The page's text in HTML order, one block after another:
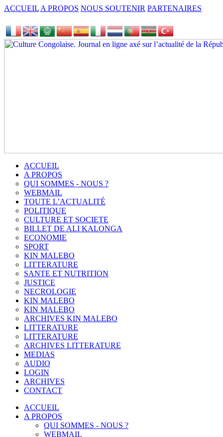
ACCUEIL A PROPOS NOUS SOUTENIR PARTENAIRES
ACCUEIL
A PROPOS
QUI SOMMES - NOUS ?
WEBMAIL
TOUTE L’ACTUALITÉ
POLITIQUE
CULTURE ET SOCIETE
BILLET DE ALI KALONGA
ECONOMIE
SPORT
KIN MALEBO
LITTERATURE
SANTE ET NUTRITION
JUSTICE
NECROLOGIE
KIN MALEBO
KIN MALEBO
ARCHIVES KIN MALEBO
LITTERATURE
LITTERATURE
ARCHIVES LITTERATURE
MEDIAS
AUDIO
LOGIN
ARCHIVES
CONTACT
ACCUEIL
A PROPOS
QUI SOMMES - NOUS ?
WEBMAIL